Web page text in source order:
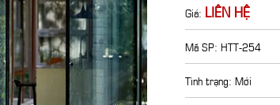
Giá: LIÊN HỆ
Mã SP: HTT-254
Tình trạng: Mới